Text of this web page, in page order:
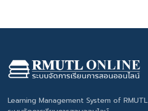
Learning Management System of RMUTL